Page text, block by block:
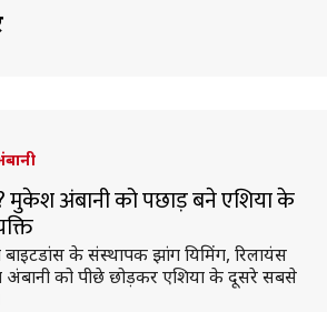
मुकेश अंबानी को पछाड़ बने एशिया के
के संस्थापक झांग यिमिंग, रिलायंस
अंबानी को पीछे छोड़कर एशिया के दूसरे सबसे